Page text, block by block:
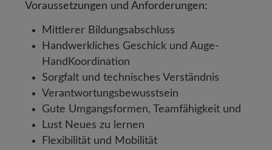
Voraussetzungen und Anforderungen:
Mittlerer Bildungsabschluss
Handwerkliches Geschick und Auge-
HandKoordination
Sorgfalt und technisches Verständnis
Verantwortungsbewusstsein
Gute Umgangsformen, Teamfähigkeit und
Lust Neues zu lernen
Flexibilität und Mobilität